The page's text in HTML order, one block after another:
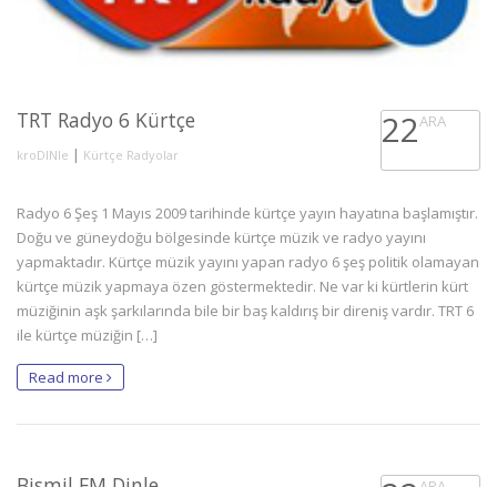
TRT Radyo 6 Kürtçe
kroDINle | Kürtçe Radyolar
22ARA
Radyo 6 Şeş 1 Mayıs 2009 tarihinde kürtçe yayın hayatına başlamıştır.
Doğu ve güneydoğu bölgesinde kürtçe müzik ve radyo yayını
yapmaktadır. Kürtçe müzik yayını yapan radyo 6 şeş politik olamayan
kürtçe müzik yapmaya özen göstermektedir. Ne var ki kürtlerin kürt
müziğinin aşk şarkılarında bile bir baş kaldırış bir direniş vardır. TRT 6
ile kürtçe müziğin […]
Read more